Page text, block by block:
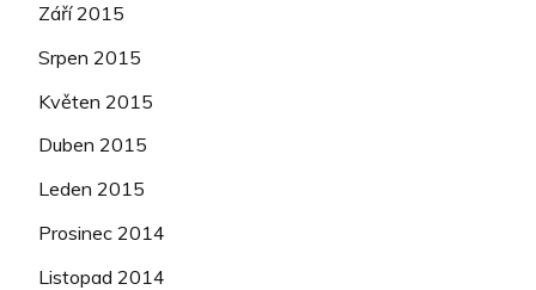
Září 2015
Srpen 2015
Květen 2015
Duben 2015
Leden 2015
Prosinec 2014
Listopad 2014